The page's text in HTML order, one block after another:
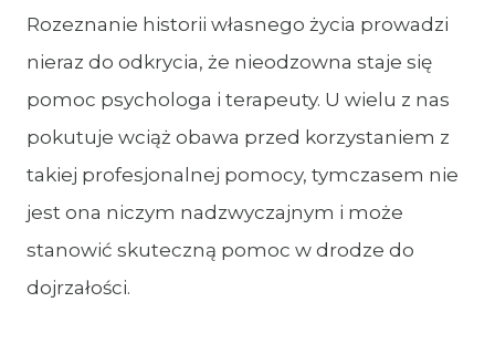
Rozeznanie historii własnego życia prowadzi
nieraz do odkrycia, że nieodzowna staje się
pomoc psychologa i terapeuty. U wielu z nas
pokutuje wciąż obawa przed korzystaniem z
takiej profesjonalnej pomocy, tymczasem nie
jest ona niczym nadzwyczajnym i może
stanowić skuteczną pomoc w drodze do
dojrzałości.